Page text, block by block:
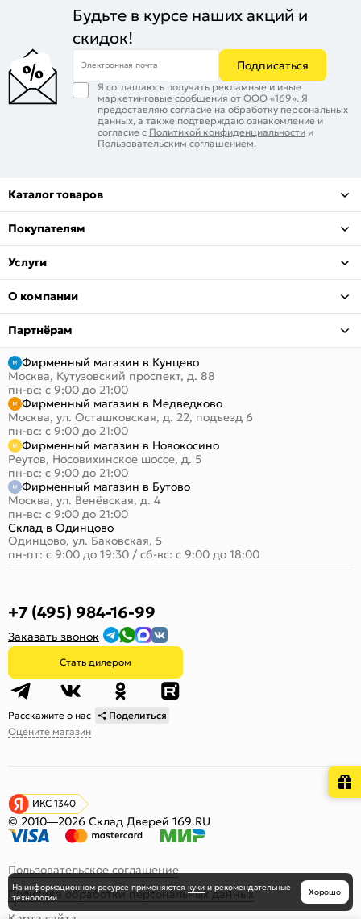
Будьте в курсе наших акций и
скидок!
Электронная почта Подписаться
Я соглашаюсь получать рекламные и иные
маркетинговые сообщения от ООО «169». Я
предоставляю согласие на обработку персональных
данных, а также подтверждаю ознакомление и
согласие с Политикой конфиденциальности и
Пользовательским соглашением.
Каталог товаров
Покупателям
Услуги
О компании
Партнёрам
Фирменный магазин в Кунцево
Москва, Кутузовский проспект, д. 88
пн-вс: с 9:00 до 21:00
Фирменный магазин в Медведково
Москва, ул. Осташковская, д. 22, подъезд 6
пн-вс: с 9:00 до 21:00
Фирменный магазин в Новокосино
Реутов, Носовихинское шоссе, д. 5
пн-вс: с 9:00 до 21:00
Фирменный магазин в Бутово
Москва, ул. Венёвская, д. 4
пн-вс: с 9:00 до 21:00
Склад в Одинцово
Одинцово, ул. Баковская, 5
пн-пт: с 9:00 до 19:30 / сб-вс: с 9:00 до 18:00
+7 (495) 984-16-99
Заказать звонок
Стать дилером
Расскажите о нас
Поделиться
Оцените магазин
ИКС 1340
© 2010—2026 Склад Дверей 169.RU
Пользовательское соглашение
Политика обработки персональных данных
На информационном ресурсе применяются куки и рекомендательные
технологии
Хорошо